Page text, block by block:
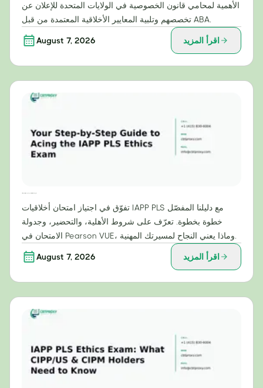
الأهمية لمحامي قانون الخصوصية في الولايات المتحدة للإعلان عن
تخصصهم وتلبية المعايير الأخلاقية المعتمدة من قبل ABA.
August 7, 2026 اقرأ المزيد
تفوّق في اجتياز امتحان أخلاقيات IAPP PLS مع دليلنا المفصّل
خطوة بخطوة. تعرّف على شروط الأهلية، والتحضير، وجدولة
August 7, 2026 اقرأ المزيد